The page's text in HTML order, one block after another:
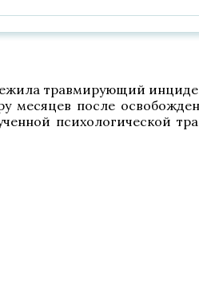
травмирующий
месяцев после
психологической